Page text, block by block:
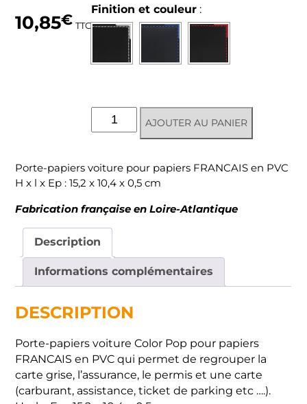
Porte-papiers voiture pour papiers FRANCAIS en PVC
H x l x Ep : 15,2 x 10,4 x 0,5 cm
Fabrication française en Loire-Atlantique
10,85€ TTC
Finition et couleur :
quantité
de
papiers
voiture
volets
AJOUTER AU PANIER
Description
Informations complémentaires
DESCRIPTION
Porte-papiers voiture Color Pop pour papiers
FRANCAIS en PVC qui permet de regrouper la
carte grise, l’assurance, le permis et une carte
(carburant, assistance, ticket de parking etc ….).